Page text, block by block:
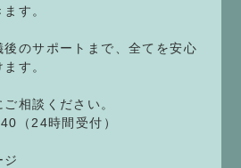
す。
のサポートまで、全てを安心
す。
相談ください。
（24時間受付）
ジ